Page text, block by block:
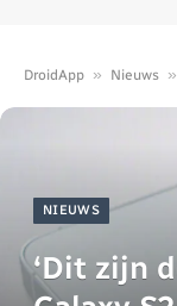
DroidApp » Nieuws »
NIEUWS
‘Dit zijn